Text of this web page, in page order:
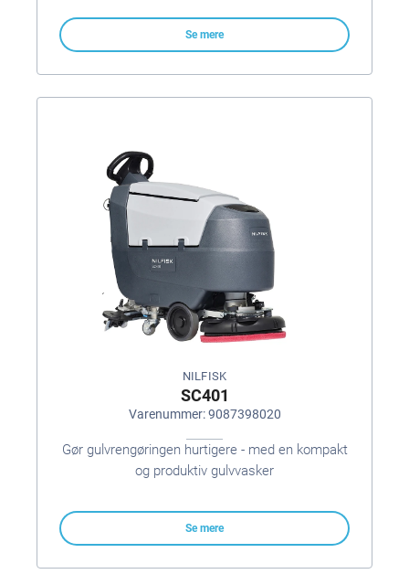
Se mere
NILFISK
SC401
Varenummer: 9087398020
Gør gulvrengøringen hurtigere - med en kompakt
og produktiv gulvvasker
Se mere